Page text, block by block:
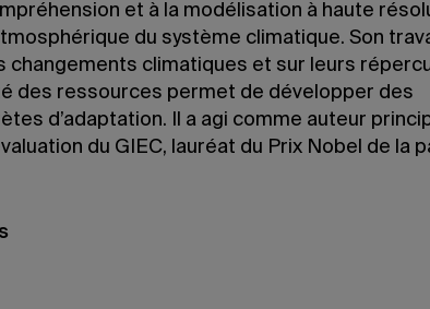
et à la modélisation à haute
du système climatique. Son
changements climatiques et sur leurs
des ressources permet de développer des
d’adaptation. Il a agi comme auteur
du GIEC, lauréat du Prix Nobel de la